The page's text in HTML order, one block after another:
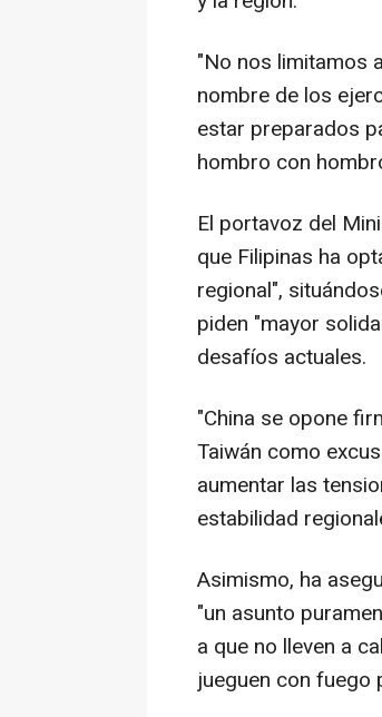
"No nos limitamos
nombre de los
estar preparados
hombro con
El portavoz del
que Filipinas ha
regional",
piden "mayor
desafíos actuales.
"China se opone
Taiwán como
aumentar las
estabilidad
Asimismo, ha
"un asunto
a que no lleven a
jueguen con fuego